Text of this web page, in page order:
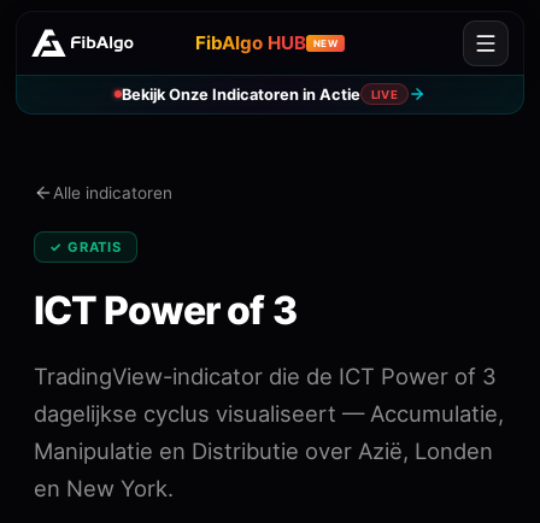
FibAlgo HUB NEW
Bekijk Onze Indicatoren in Actie LIVE
Alle indicatoren
✓ GRATIS
ICT Power of 3
TradingView-indicator die de ICT Power of 3
dagelijkse cyclus visualiseert — Accumulatie,
Manipulatie en Distributie over Azië, Londen
en New York.